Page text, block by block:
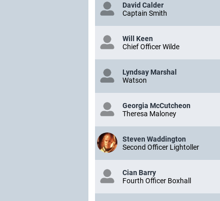
David Calder
Captain Smith
Will Keen
Chief Officer Wilde
Lyndsay Marshal
Watson
Georgia McCutcheon
Theresa Maloney
Steven Waddington
Second Officer Lightoller
Cian Barry
Fourth Officer Boxhall